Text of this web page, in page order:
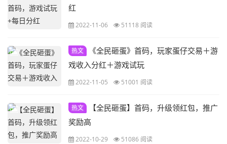
红
2022-11-06 51118 阅读
热文
《全民砸蛋》首码，玩家蛋仔交易＋游
戏收入分红＋游戏试玩
2022-11-05 51001 阅读
热文
【全民砸蛋】首码，升级领红包，推广
奖励高
2022-10-29 51086 阅读